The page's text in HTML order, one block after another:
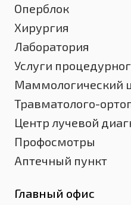
Оперблок
Хирургия
Лаборатория
Услуги
Маммологический
Травматолого-
Центр лучевой
Профосмотры
Аптечный пункт
Главный офис